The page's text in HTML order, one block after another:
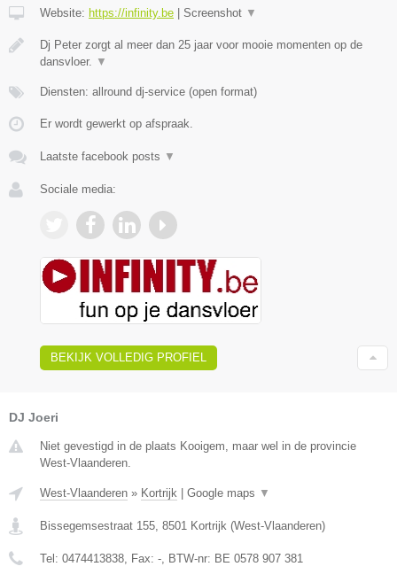
Website: https://infinity.be Screenshot ▼
Dj Peter zorgt al meer dan 25 jaar voor mooie momenten op de
dansvloer. ▼
Diensten: allround dj-service (open format)
Er wordt gewerkt op afspraak.
Laatste facebook posts ▼
Sociale media:
BEKIJK VOLLEDIG PROFIEL
DJ Joeri
Niet gevestigd in de plaats Kooigem, maar wel in de provincie
West-Vlaanderen.
West-Vlaanderen » Kortrijk | Google maps ▼
Bissegemsestraat 155 8501 Kortrijk (West-Vlaanderen)
Tel: 0474413838 , Fax: - , BTW-nr: BE 0578 907 381